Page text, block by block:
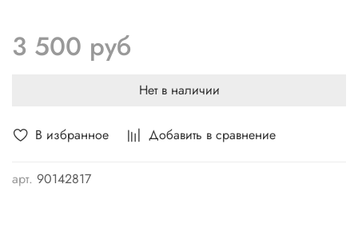
В избранное Добавить в сравнение
арт. 90142817
3 500 руб
Нет в наличии